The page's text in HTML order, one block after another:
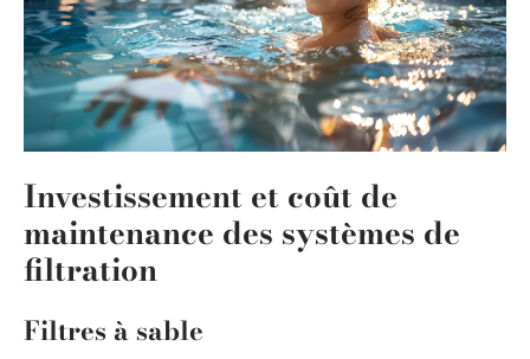
Investissement et coût de
maintenance des systèmes de
filtration
Filtres à sable